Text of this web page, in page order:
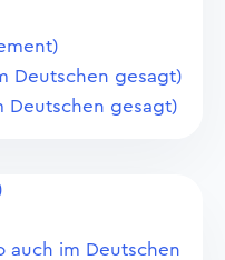
Deutschen gesagt)
Deutschen gesagt)
auch im Deutschen